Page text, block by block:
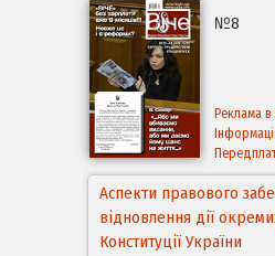
№8
Реклама в
Аспекти правового
відновлення дії
Конституції України